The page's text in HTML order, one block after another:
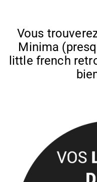
Vous
Minima
little french